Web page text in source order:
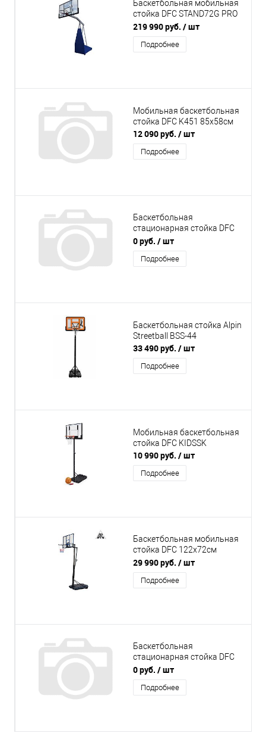
Баскетбольная мобильная
стойка DFC STAND72G PRO
180x105см стекло 12мм
(шесть коробов)
219 990 руб. / шт
Подробнее
Мобильная баскетбольная
стойка DFC K451 85х58см
12 090 руб. / шт
Подробнее
Баскетбольная
стационарная стойка DFC
ING72G-PROF стекло
0 руб. / шт
Подробнее
Баскетбольная стойка Alpin
Streetball BSS-44
33 490 руб. / шт
Подробнее
Мобильная баскетбольная
стойка DFC KIDSSK
10 990 руб. / шт
Подробнее
Баскетбольная мобильная
стойка DFC 122x72см
STAND48KLB
29 990 руб. / шт
Подробнее
Баскетбольная
стационарная стойка DFC
ING44G/стекло
0 руб. / шт
Подробнее